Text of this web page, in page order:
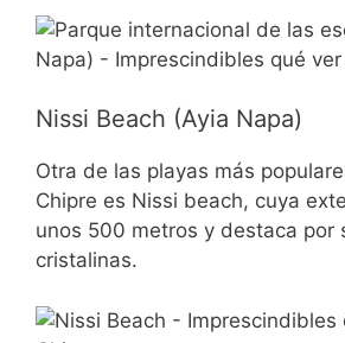
Nissi Beach (Ayia Napa)
Otra de las playas más
Chipre es Nissi beach, cuya
unos 500 metros y destaca por
cristalinas.